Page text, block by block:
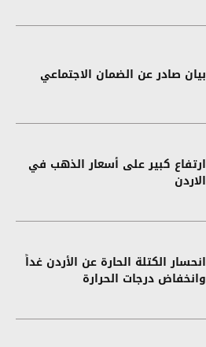
بيان صادر عن الضمان الاجتماعي
ارتفاع كبير على أسعار الذهب في
الاردن
انحسار الكتلة الحارة عن الأردن غداً
وانخفاض درجات الحرارة